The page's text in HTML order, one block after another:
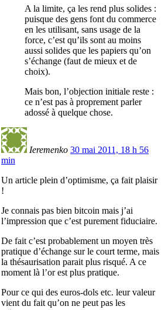
A la limite, ça les rend plus solides :
puisque des gens font du commerce
en les utilisant, sans usage de la
force, c’est qu’ils sont au moins
aussi solides que les papiers qu’on
s’échange (faut de mieux et de
choix).
Mais bon, l’objection initiale reste :
ce n’est pas à proprement parler
adossé à quelque chose.
Ieremenko 30 mai 2011, 18 h 56
min
Un article plein d’optimisme, ça fait plaisir
!
Je connais pas bien bitcoin mais j’ai
l’impression que c’est purement fiduciaire.
De fait c’est probablement un moyen très
pratique d’échange sur le court terme, mais
la thésaurisation parait plus risqué. A ce
moment là l’or est plus pratique.
Pour ce qui des euros-dols etc. leur valeur
vient du fait qu’on ne peut pas les